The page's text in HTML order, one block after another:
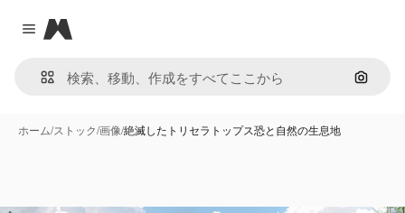
Close menu
Magnific
画像で
ホーム/ストック/画像/絶滅したトリセラトップス恐と自然の生息地